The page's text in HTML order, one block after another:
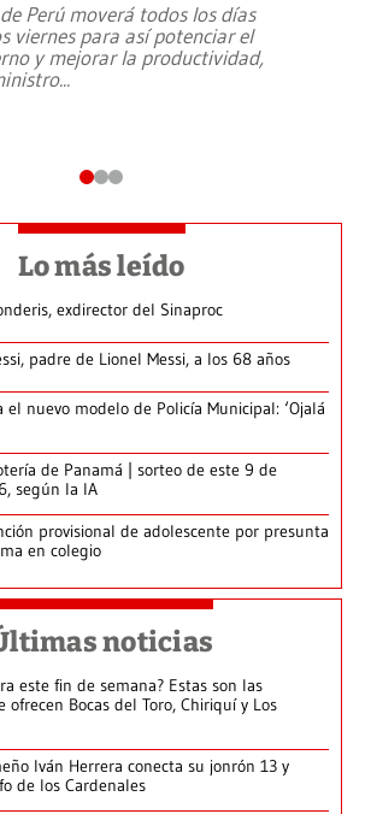
Perú moverá todos los días
viernes para así potenciar el
y mejorar la productividad,
...
Lo más leído
exdirector del Sinaproc
padre de Lionel Messi, a los 68 años
el nuevo modelo de Policía Municipal: ‘Ojalá
de Panamá | sorteo de este 9 de
según la IA
provisional de adolescente por presunta
en colegio
noticias
este fin de semana? Estas son las
ofrecen Bocas del Toro, Chiriquí y Los
Iván Herrera conecta su jonrón 13 y
de los Cardenales